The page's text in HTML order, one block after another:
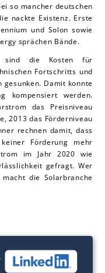
so mancher deutschen
nackte Existenz. Erste
und Solon sowie
sprächen Bände.
sind die Kosten für
Fortschritts und
Damit konnte
kompensiert werden.
das Preisniveau
2013 das Förderniveau
rechnen damit, dass
Förderung mehr
im Jahr 2020 wie
gefragt. Wer
die Solarbranche